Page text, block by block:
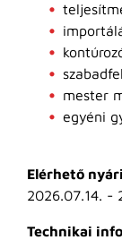
mester
egyéni
Elérhető
2026.07.14. -
Technikai